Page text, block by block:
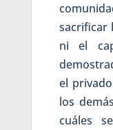
sacrificar
ni el
el
los
cuáles